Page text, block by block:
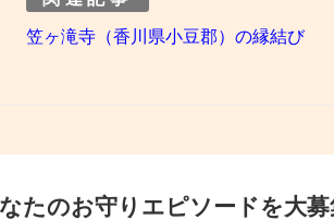
笠ヶ滝寺（香川県小豆郡）の縁結び
たのお守りエピソードを大募